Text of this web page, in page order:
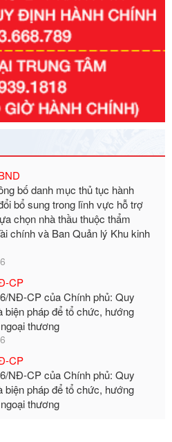
CP
NĐ-CP của Chính phủ: Quy
quốc gia giai đoạn 2026 - 2030
bố danh mục thủ tục hành
bổ sung trong lĩnh vực hỗ trợ
chọn nhà thầu thuộc thẩm
chính và Ban Quản lý Khu kinh
CP
NĐ-CP của Chính phủ: Quy
pháp để tổ chức, hướng
thương
CP
NĐ-CP của Chính phủ: Quy
pháp để tổ chức, hướng
thương
BTC